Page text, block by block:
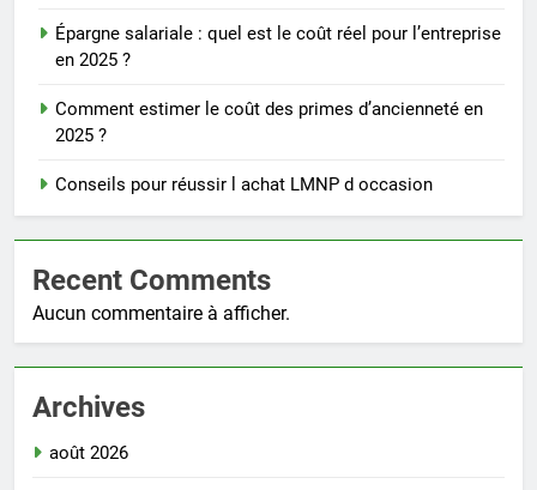
Épargne salariale : quel est le coût réel pour l’entreprise
en 2025 ?
Comment estimer le coût des primes d’ancienneté en
2025 ?
Conseils pour réussir l achat LMNP d occasion
Recent Comments
Aucun commentaire à afficher.
Archives
août 2026